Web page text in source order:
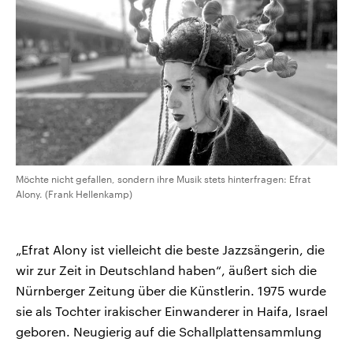
Möchte nicht gefallen, sondern ihre Musik stets hinterfragen: Efrat
Alony. (Frank Hellenkamp)
„Efrat Alony ist vielleicht die beste Jazzsängerin, die
wir zur Zeit in Deutschland haben“, äußert sich die
Nürnberger Zeitung über die Künstlerin. 1975 wurde
sie als Tochter irakischer Einwanderer in Haifa, Israel
geboren. Neugierig auf die Schallplattensammlung